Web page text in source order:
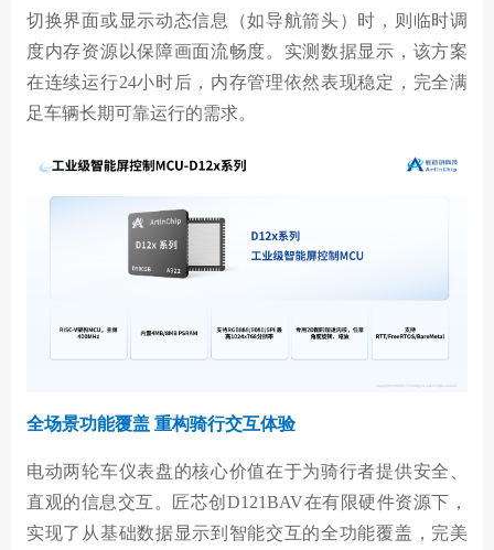
切换界面或显示动态信息（如导航箭头）时，则临时调
度内存资源以保障画面流畅度。实测数据显示，该方案
在连续运行24小时后，内存管理依然表现稳定，完全满
足车辆长期可靠运行的需求。
全场景功能覆盖 重构骑行交互体验
电动两轮车仪表盘的核心价值在于为骑行者提供安全、
直观的信息交互。匠芯创D121BAV在有限硬件资源下，
实现了从基础数据显示到智能交互的全功能覆盖，完美